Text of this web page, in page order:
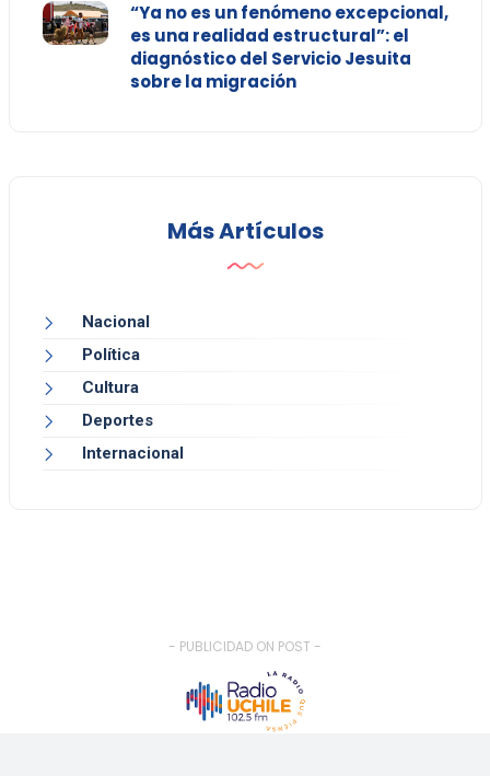
“Ya no es un fenómeno excepcional,
es una realidad estructural”: el
diagnóstico del Servicio Jesuita
sobre la migración
Más Artículos
Nacional
Política
Cultura
Deportes
Internacional
- PUBLICIDAD ON POST -